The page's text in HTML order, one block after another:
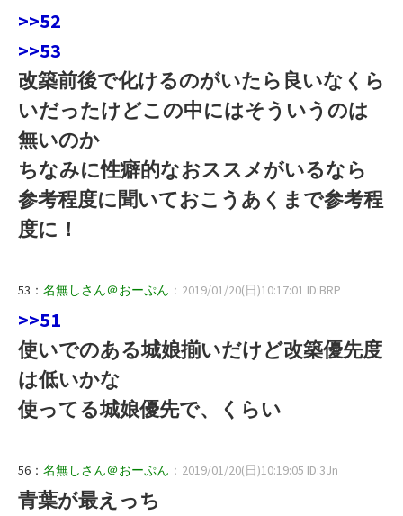
>>52
>>53
改築前後で化けるのがいたら良いなくら
いだったけどこの中にはそういうのは
無いのか
ちなみに性癖的なおススメがいるなら
参考程度に聞いておこうあくまで参考程
度に！
53： 名無しさん＠おーぷん ：2019/01/20(日)10:17:01 ID:BRP
>>51
使いでのある城娘揃いだけど改築優先度
は低いかな
使ってる城娘優先で、くらい
56： 名無しさん＠おーぷん ：2019/01/20(日)10:19:05 ID:3Jn
青葉が最えっち